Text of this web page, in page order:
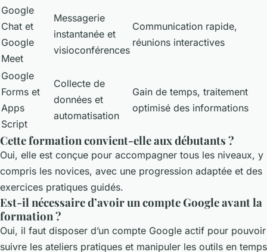
Google
Chat et
Google
Meet
Messagerie
instantanée et
visioconférences
Communication rapide,
réunions interactives
Google
Forms et
Apps
Script
Collecte de
données et
automatisation
Gain de temps, traitement
optimisé des informations
Cette formation convient-elle aux débutants ?
Oui, elle est conçue pour accompagner tous les niveaux, y
compris les novices, avec une progression adaptée et des
exercices pratiques guidés.
Est-il nécessaire d’avoir un compte Google avant la
formation ?
Oui, il faut disposer d’un compte Google actif pour pouvoir
suivre les ateliers pratiques et manipuler les outils en temps